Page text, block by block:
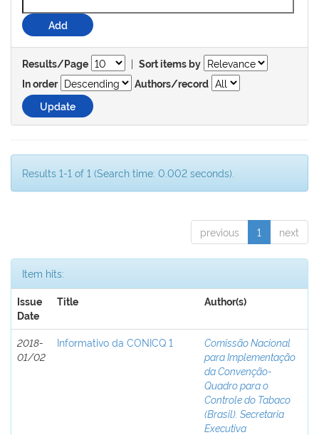
Results/Page | Sort items by
In order
Authors/record
Results 1-1 of 1 (Search time: 0.002 seconds).
previous 1 next
Item hits:
Issue
Date
Title Author(s)
2018-
01/02
Informativo da CONICQ 1
Comissão Nacional
para Implementação
da Convenção-
Quadro para o
Controle do Tabaco
(Brasil). Secretaria
Executiva